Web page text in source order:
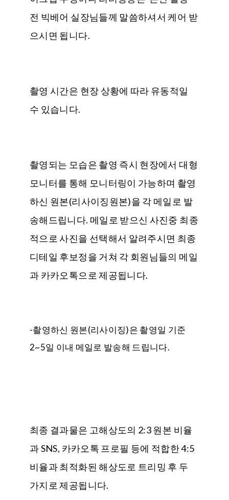
전 빅베어 실장님들께 말씀하셔서 케어 받
으시면 됩니다.
촬영 시간은 현장 상황에 따라 유동적일
수 있습니다.
촬영되는 모습은 촬영 즉시 현장에서 대형
모니터를 통해 모니터링이 가능하며 촬영
하신 원본(리사이징원본)을 각 메일로 발
송해드립니다. 메일로 받으신 사진중 최종
적으로 사진을 선택해서 알려주시면 최종
디테일 후보정을 거쳐 각 회원님들의 메일
과 카카오톡으로 제공됩니다.
-촬영하신 원본(리사이징)은 촬영일 기준
2~5일 이내 메일로 발송해 드립니다.
최종 결과물은 고해상도의 2:3 원본 비율
과 SNS, 카카오톡 프로필 등에 적합한 4:5
비율과 최적화된 해상도로 트리밍 후 두
가지로 제공됩니다.